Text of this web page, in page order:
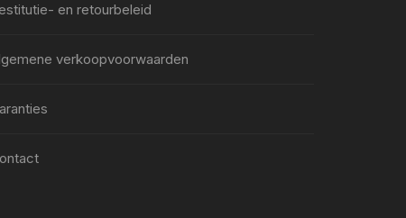
en retourbeleid
verkoopvoorwaarden